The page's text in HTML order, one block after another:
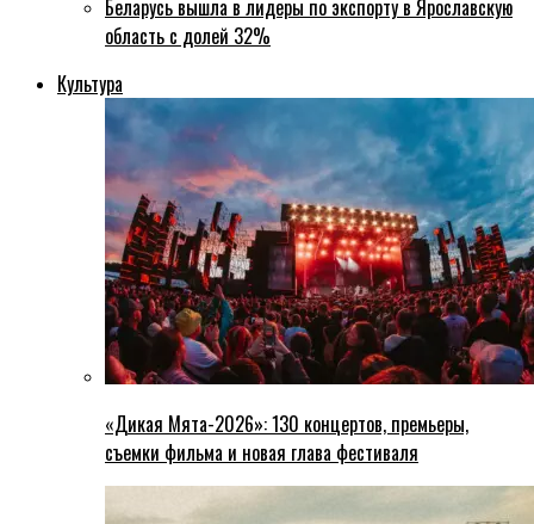
Беларусь вышла в лидеры по экспорту в Ярославскую
область с долей 32%
Культура
«Дикая Мята-2026»: 130 концертов, премьеры,
съемки фильма и новая глава фестиваля